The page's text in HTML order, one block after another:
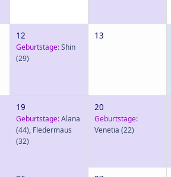
12
Geburtstage:Shin
(29)
13
19
Geburtstage:Alana
(44), Fledermaus
(32)
20
Geburtstage:
Venetia (22)